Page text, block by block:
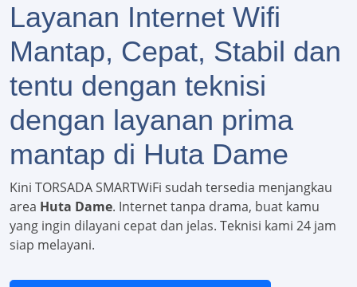
Layanan Internet Wifi
Mantap, Cepat, Stabil dan
tentu dengan teknisi
dengan layanan prima
mantap di Huta Dame
Kini TORSADA SMARTWiFi sudah tersedia menjangkau
area Huta Dame. Internet tanpa drama, buat kamu
yang ingin dilayani cepat dan jelas. Teknisi kami 24 jam
siap melayani.